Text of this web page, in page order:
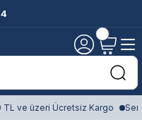
TL ve üzeri Ücretsiz Kargo